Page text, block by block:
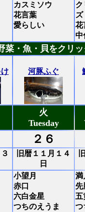
カスミソウ
花言葉
愛らしい
ク
ズ
花
中
菜・魚・貝をクリ
河豚ふぐ
火
Tuesday
２６
旧暦１１月１４
日
小望月
赤口
六白金星
つちのえうま
満
先
五
つ